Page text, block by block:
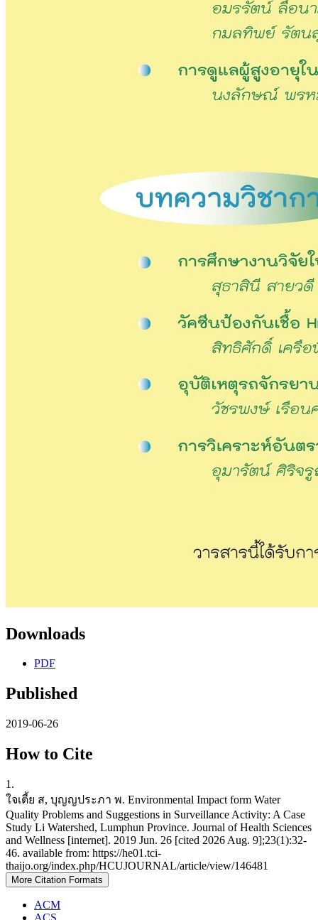
Downloads
PDF
Published
2019-06-26
How to Cite
1.
ใจเตี้ย ส, บุญญประภา พ. Environmental Impact form Water
Quality Problems and Suggestions in Surveillance Activity: A Case
Study Li Watershed, Lumphun Province. Journal of Health Sciences
and Wellness [internet]. 2019 Jun. 26 [cited 2026 Aug. 9];23(1):32-
46. available from: https://he01.tci-
thaijo.org/index.php/HCUJOURNAL/article/view/146481
More Citation Formats
ACM
ACS